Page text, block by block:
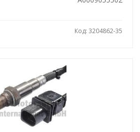
Код: 3204862-35